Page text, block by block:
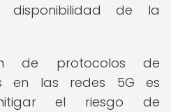
disponibilidad de la
de protocolos de
en las redes 5G es
el riesgo de